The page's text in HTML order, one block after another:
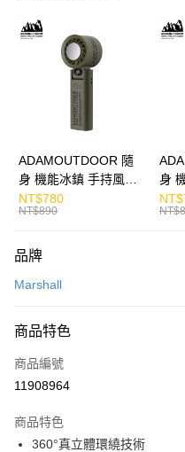
LINE Pay
Apple Pay
運送方式
每筆NT$130，滿NT$399(含以
ADAMOUTDOOR 隨
身 機能冰鎮 手持風扇
掛繩
NT$780
NT$890
身
掛繩
品牌
Marshall
商品特色
商品編號
11908964
商品特色
360°真立體環繞技術